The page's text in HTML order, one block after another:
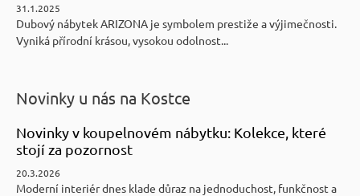
31.1.2025
Dubový nábytek ARIZONA je symbolem prestiže a výjimečnosti.
Vyniká přírodní krásou, vysokou odolnost...
Novinky u nás na Kostce
Novinky v koupelnovém nábytku: Kolekce, které
stojí za pozornost
20.3.2026
Moderní interiér dnes klade důraz na jednoduchost, funkčnost a